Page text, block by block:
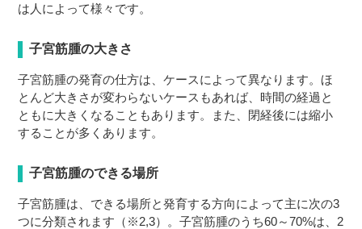
は人によって様々です。
子宮筋腫の大きさ
子宮筋腫の発育の仕方は、ケースによって異なります。ほ
とんど大きさが変わらないケースもあれば、時間の経過と
ともに大きくなることもあります。また、閉経後には縮小
することが多くあります。
子宮筋腫のできる場所
子宮筋腫は、できる場所と発育する方向によって主に次の3
つに分類されます（※2,3）。子宮筋腫のうち60～70%は、2